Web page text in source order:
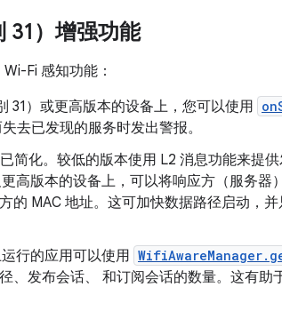
31）增强功能
Fi 感知功能：
31）或更高版本的设备上，您可以使用
去已发现的服务时发出警报。
简化。较低的版本使用 L2 消息功能来提
高版本的设备上，可以将响应方（服务器
的 MAC 地址。这可加快数据路径启动，
行的应用可以使用
、发布会话、 和订阅会话的数量。这有助